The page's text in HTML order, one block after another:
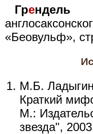
Грендель -
«Беовульф»,
М.Б.
Краткий
М.:
звезда",